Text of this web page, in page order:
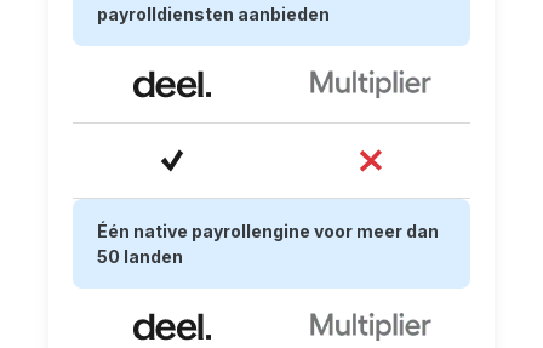
payrolldiensten aanbieden
Één native payrollengine voor meer dan
50 landen